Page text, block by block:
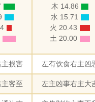
木 14.86
水 15.71
火 20.43
土 20.00
损害 左有饮食右主凶
客至 左主凶事右主大